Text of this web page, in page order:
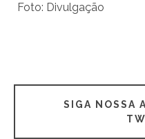
Foto: Divulgação
SIGA NOSSA